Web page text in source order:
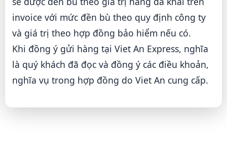
invoice với mức đền bù theo quy định công ty
và giá trị theo hợp đồng bảo hiểm nếu có.
Khi đồng ý gửi hàng tại Viet An Express, nghĩa
là quý khách đã đọc và đồng ý các điều khoản,
nghĩa vụ trong hợp đồng do Viet An cung cấp.